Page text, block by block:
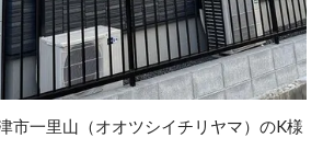
市一里山（オオツシイチリヤマ）のK様